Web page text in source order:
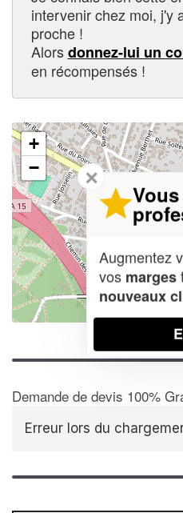
intervenir chez moi, j'y
proche !
Alorsdonnez-lui un
en récompensés !
+
−
Leaflet| Map data
Demande de devis 100%
Erreur lors du
✕
Augmentez
vos marges
nouveaux